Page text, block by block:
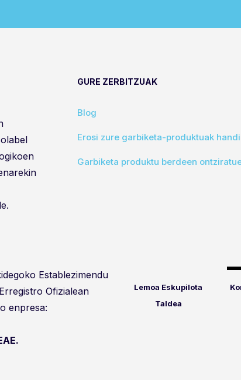
GURE ZERBITZUAK
Blog
Erosi zure garbiketa-produktuak
Garbiketa produktu berdeen
Establezimendu
Ofizialean
enpresa:
Lemoa Eskupilota
Taldea